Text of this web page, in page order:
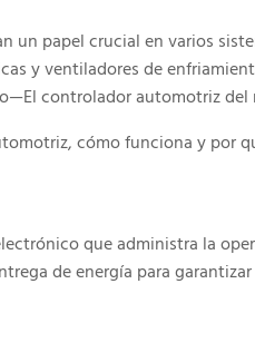
un papel crucial en varios
y ventiladores de
controlador automotriz del
cómo funciona y por
que administra la
de energía para